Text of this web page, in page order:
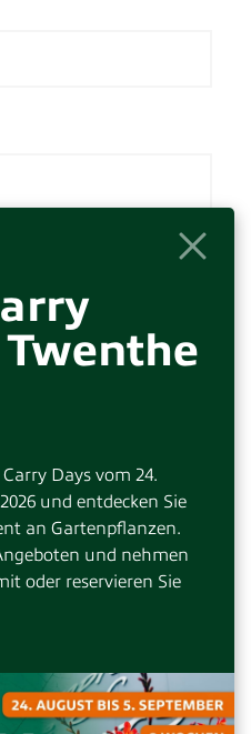
Days vom 24.
und entdecken Sie
an Gartenpflanzen.
und nehmen
oder reservieren Sie